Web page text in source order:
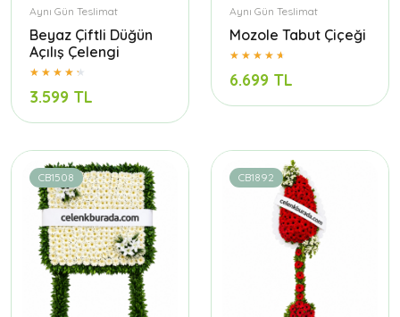
Aynı Gün Teslimat
Beyaz Çiftli Düğün
Açılış Çelengi
3.599 TL
Aynı Gün Teslimat
Mozole Tabut Çiçeği
6.699 TL
CB1508 CB1892